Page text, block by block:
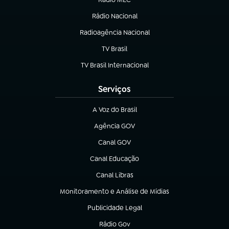
(abre em nova aba)
Rádio Nacional
Radioagência Nacional
(abre em nova aba)
TV Brasil
(abre em nova aba)
TV Brasil Internacional
(abre em nova aba)
Serviços
A Voz do Brasil
(abre em nova aba)
Agência GOV
(abre em nova aba)
Canal GOV
(abre em nova aba)
Canal Educação
(abre em nova aba)
Canal Libras
(abre em nova aba)
Monitoramento e Análise de Mídias
(abre em nova aba)
Publicidade Legal
(abre em nova aba)
Rádio Gov
(abre em nova aba)